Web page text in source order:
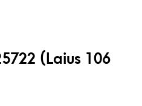
(Laius 106